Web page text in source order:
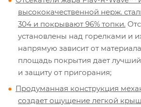
высококачественной нерж.
304 и покрывают 96% топки.
установлены над горелками и
напрямую зависит от
площадь покрытия дает
и защиту от пригорания;
Продуманная конструкция
создает ощущение легкой